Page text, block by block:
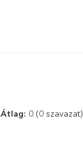
Átlag: 0 (0 szavazat)